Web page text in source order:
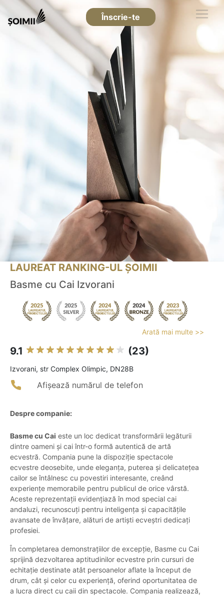
Înscrie-te
LAUREAT RANKING-UL ȘOIMII
Basme cu Cai Izvorani
Arată mai multe >>
9.1 (23)
Izvorani, str Complex Olimpic, DN28B
Afișează numărul de telefon
Despre companie:
Basme cu Cai este un loc dedicat transformării legăturii
dintre oameni și cai într-o formă autentică de artă
ecvestră. Compania pune la dispoziție spectacole
ecvestre deosebite, unde eleganța, puterea și delicatețea
cailor se întâlnesc cu povestiri interesante, creând
experiențe memorabile pentru publicul de orice vârstă.
Aceste reprezentații evidențiază în mod special cai
andaluzi, recunoscuți pentru inteligența și capacitățile
avansate de învățare, alături de artiști ecveștri dedicați
profesiei.
În completarea demonstrațiilor de excepție, Basme cu Cai
sprijină dezvoltarea aptitudinilor ecvestre prin cursuri de
echitație destinate atât persoanelor aflate la început de
drum, cât și celor cu experiență, oferind oportunitatea de
a lucra direct cu caii din spectacole. Compania realizează,